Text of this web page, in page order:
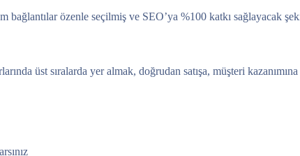
özenle seçilmiş ve SEO’ya %100 katkı sağlayacak
üst sıralarda yer almak, doğrudan satışa, müşteri